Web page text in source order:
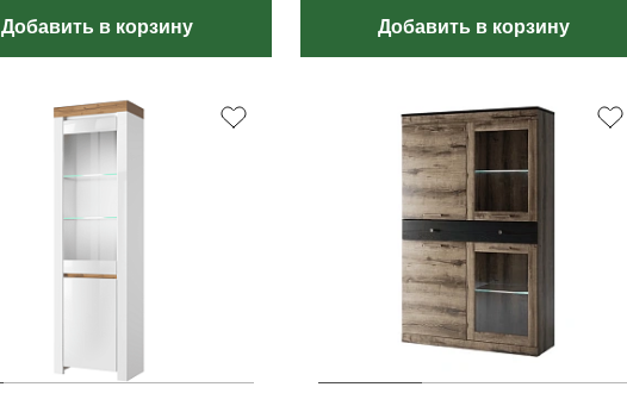
Добавить в корзину Добавить в корзину